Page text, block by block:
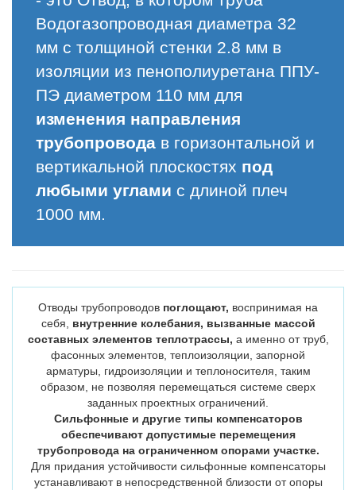
Водогазопроводная диаметра 32
мм с толщиной стенки 2.8 мм в
изоляции из пенополиуретана ППУ-
ПЭ диаметром 110 мм для
изменения направления
трубопровода в горизонтальной и
вертикальной плоскостях под
любыми углами с длиной плеч
1000 мм.
Отводы трубопроводов поглощают, воспринимая на
себя, внутренние колебания, вызванные массой
составных элементов теплотрассы, а именно от труб,
фасонных элементов, теплоизоляции, запорной
арматуры, гидроизоляции и теплоносителя, таким
образом, не позволяя перемещаться системе сверх
заданных проектных ограничений.
Сильфонные и другие типы компенсаторов
обеспечивают допустимые перемещения
трубопровода на ограниченном опорами участке.
Для придания устойчивости сильфонные компенсаторы
устанавливают в непосредственной близости от опоры